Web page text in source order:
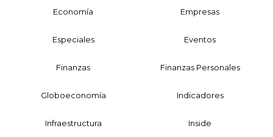
Economía Empresas
Especiales Eventos
Finanzas Finanzas Personales
Globoeconomía Indicadores
Infraestructura Inside